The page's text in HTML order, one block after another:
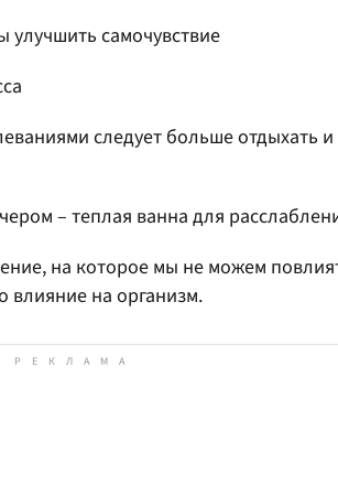
улучшить самочувствие
следует больше отдыхать
– теплая ванна для
на которое мы не можем
влияние на организм.